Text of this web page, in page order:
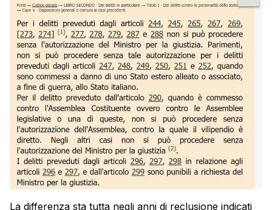
La differenza sta tutta negli anni di reclusione indicati